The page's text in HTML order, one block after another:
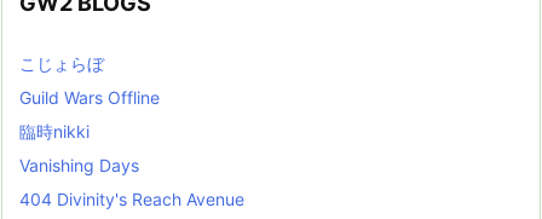
こじょらぼ
Guild Wars Offline
臨時nikki
Vanishing Days
404 Divinity's Reach Avenue